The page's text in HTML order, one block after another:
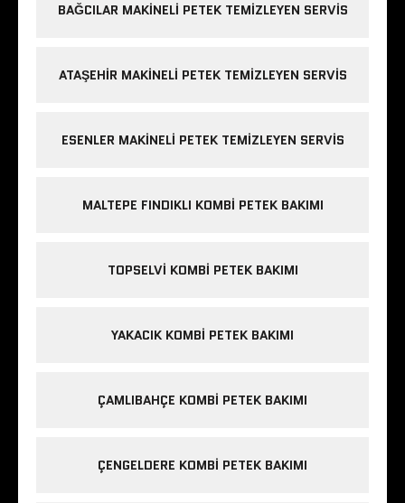
BAĞCILAR MAKINELI PETEK TEMIZLEYEN SERVIS
ATAŞEHIR MAKINELI PETEK TEMIZLEYEN SERVIS
ESENLER MAKINELI PETEK TEMIZLEYEN SERVIS
MALTEPE FINDIKLI KOMBI PETEK BAKIMI
TOPSELVI KOMBI PETEK BAKIMI
YAKACIK KOMBI PETEK BAKIMI
ÇAMLIBAHÇE KOMBI PETEK BAKIMI
ÇENGELDERE KOMBI PETEK BAKIMI